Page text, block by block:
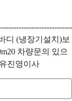
디 (냉장기설치)보
차량문의 있으
진영이사